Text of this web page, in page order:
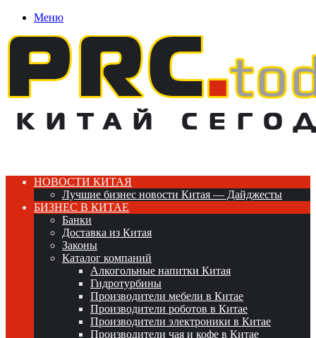
Меню
НОВОСТИ КИТАЯ
Лучшие бизнес новости Китая — Дайджесты
БИЗНЕС В КИТАЕ
Банки
Доставка из Китая
Законы
Каталог компаний
Алкогольные напитки Китая
Гидротурбины
Производители мебели в Китае
Производители роботов в Китае
Производители электроники в Китае
Производители чая и кофе в Китае